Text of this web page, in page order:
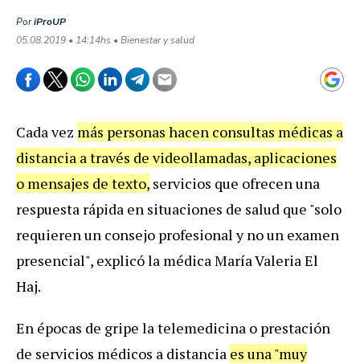
PoriProUP
05.08.2019 • 14:14hs • Bienestar y salud
Cadavez más personas hacen consultas médicas a
distancia através de videollamadas, aplicaciones
o mensajes de texto, servicios que ofrecenuna
respuesta rápida en situaciones de salud que "solo
requierenun consejo profesional y noun examen
presencial", explicóla médicaMaríaValeriaEl
Haj.
En épocas de gripe latelemedicina o prestación
de servicios médicos a distancia es una"muy